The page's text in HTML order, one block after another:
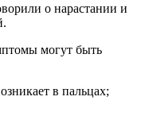
о нарастании и
могут быть
в пальцах;